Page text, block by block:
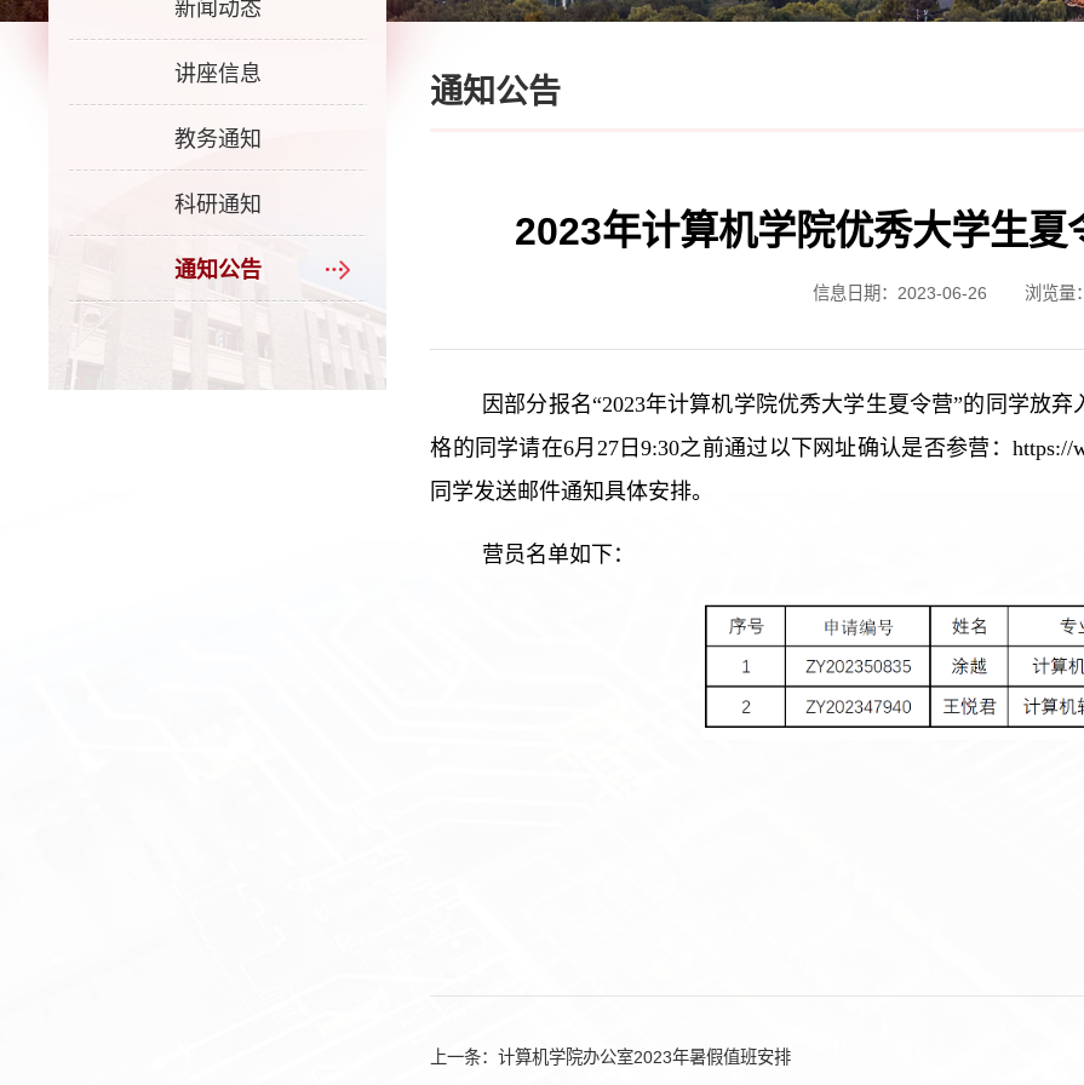
新闻动态
讲座信息
教务通知
科研通知
通知公告
通知公告
2023年计算机学院优秀大学生夏
信息日期：2023-06-26 浏览量：
因部分报名“2023年计算机学院优秀大学生夏令营”的同学放
格的同学请在6月27日9:30之前通过以下网址确认是否参营：
同学发送邮件通知具体安排。
营员名单如下：
上一条：计算机学院办公室2023年暑假值班安排